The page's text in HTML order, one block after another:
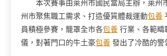
本次賽事由萊州市國民當局主辦，萊州
州市聚焦職工需求、打造優質體裁運動包養
員積極參賽，籠罩全市各包養 行業、各範疇
儀，對著門口的牛土豪包養 發出了冷酷的警